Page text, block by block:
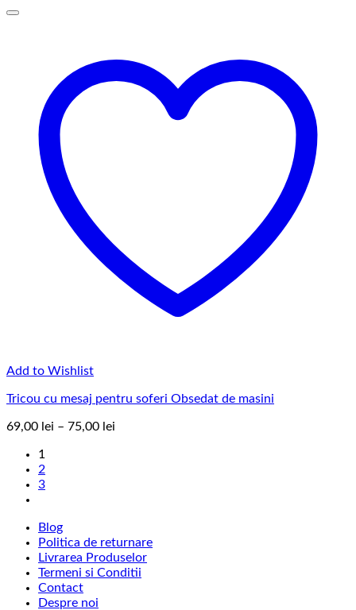
Add to Wishlist
Tricou cu mesaj pentru soferi Obsedat de masini
69,00 lei – 75,00 lei
1
2
3
Blog
Politica de returnare
Livrarea Produselor
Termeni si Conditii
Contact
Despre noi